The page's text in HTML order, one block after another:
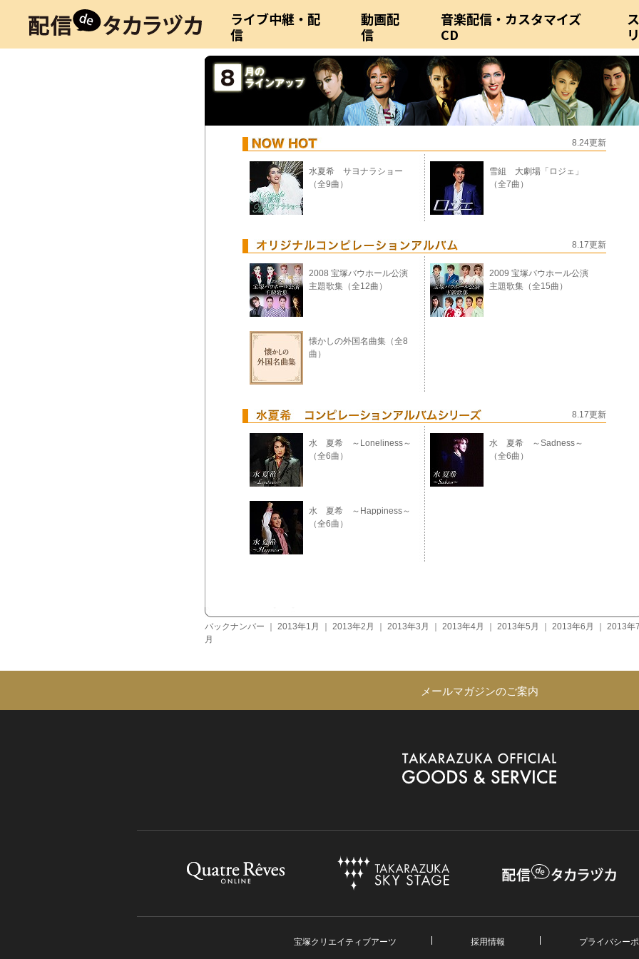
ライブ中継・配
信
動画配
信
音楽配信・カスタマイズ
CD
8.24更新
水夏希 サヨナラショー
（全9曲）
雪組 大劇場「ロジェ」
（全7曲）
8.17更新
2008 宝塚バウホール公演
主題歌集（全12曲）
2009 宝塚バウホール公演
主題歌集（全15曲）
懐かしの外国名曲集（全8
曲）
8.17更新
水 夏希 ～Loneliness～
（全6曲）
水 夏希 ～Sadness～
（全6曲）
水 夏希 ～Happiness～
（全6曲）
バックナンバー 2013年1月 2013年2月 2013年3月 2013年4月 2013年5月 2013年6月
2013年
月
メールマガジンのご案内
宝塚クリエイティブアーツ 採用情報 プライバシー